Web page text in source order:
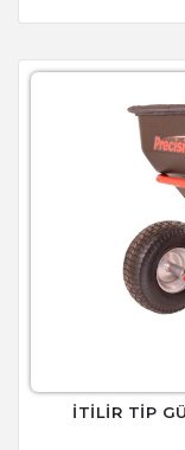
İTİLİR TİP